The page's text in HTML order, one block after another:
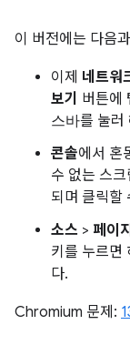
이 버전에는 다음
이제 네트워
보기 버튼에
스바를 눌러
콘솔에서 혼
수 없는 스
되며 클릭할
소스 > 페이지
키를 누르면
다.
Chromium 문제: